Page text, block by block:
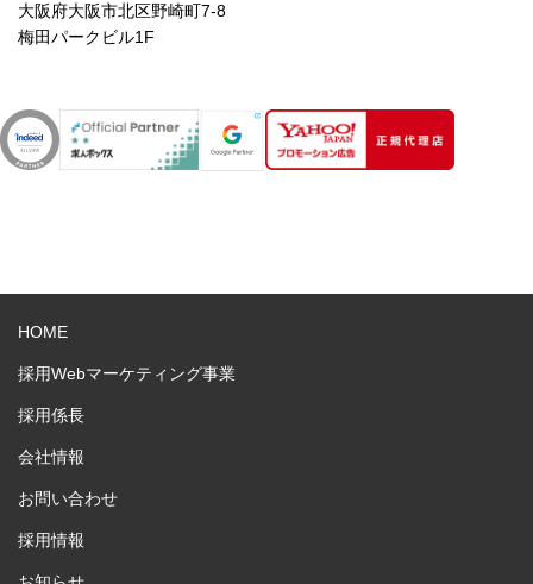
大阪府大阪市北区野崎町7-8
梅田パークビル1F
HOME
採用Webマーケティング事業
採用係長
会社情報
お問い合わせ
採用情報